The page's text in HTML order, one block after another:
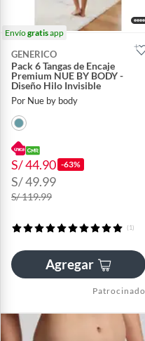
Envíogratisapp
GENERICO
Pack 6 Tangas de Encaje
Premium NUE BY BODY -
Diseño Hilo Invisible
Por Nue by body
S/ 44.90 -63%
S/ 49.99
S/ 119.99
(1)
Agregar
Patrocinado